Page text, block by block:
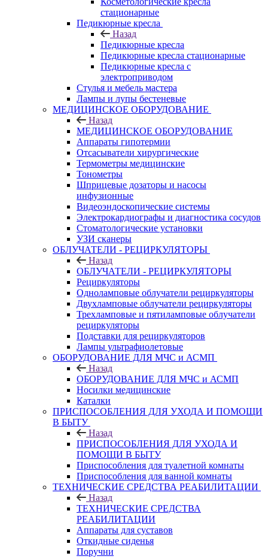
стационарные
Педикюрные кресла
Назад
Педикюрные кресла
Педикюрные кресла стационарные
Педикюрные кресла с
электроприводом
Стулья и мебель мастера
Лампы и лупы бестеневые
МЕДИЦИНСКОЕ ОБОРУДОВАНИЕ
Назад
МЕДИЦИНСКОЕ ОБОРУДОВАНИЕ
Аппараты гипотермии
Отсасыватели хирургические
Термометры медицинские
Тонометры
Шприцевые дозаторы и насосы
инфузионные
Видеоэндоскопические системы
Электрокардиографы и диагностика сосудов
Стоматологические установки
УЗИ сканеры
ОБЛУЧАТЕЛИ - РЕЦИРКУЛЯТОРЫ
Назад
ОБЛУЧАТЕЛИ - РЕЦИРКУЛЯТОРЫ
Рециркуляторы
Одноламповые облучатели рециркуляторы
Двухламповые облучатели рециркуляторы
Трехламповые и пятиламповые облучатели
рециркуляторы
Подставки для рециркуляторов
Лампы ультрафиолетовые
ОБОРУДОВАНИЕ ДЛЯ МЧС и АСМП
Назад
ОБОРУДОВАНИЕ ДЛЯ МЧС и АСМП
Носилки медицинские
Каталки
ПРИСПОСОБЛЕНИЯ ДЛЯ УХОДА И ПОМОЩИ
В БЫТУ
Назад
ПРИСПОСОБЛЕНИЯ ДЛЯ УХОДА И
ПОМОЩИ В БЫТУ
Приспособления для туалетной комнаты
Приспособления для ванной комнаты
ТЕХНИЧЕСКИЕ СРЕДСТВА РЕАБИЛИТАЦИИ
Назад
ТЕХНИЧЕСКИЕ СРЕДСТВА
РЕАБИЛИТАЦИИ
Аппараты для суставов
Откидные сиденья
Поручни